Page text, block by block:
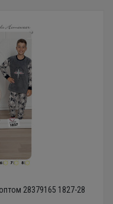
28379165 1827-28